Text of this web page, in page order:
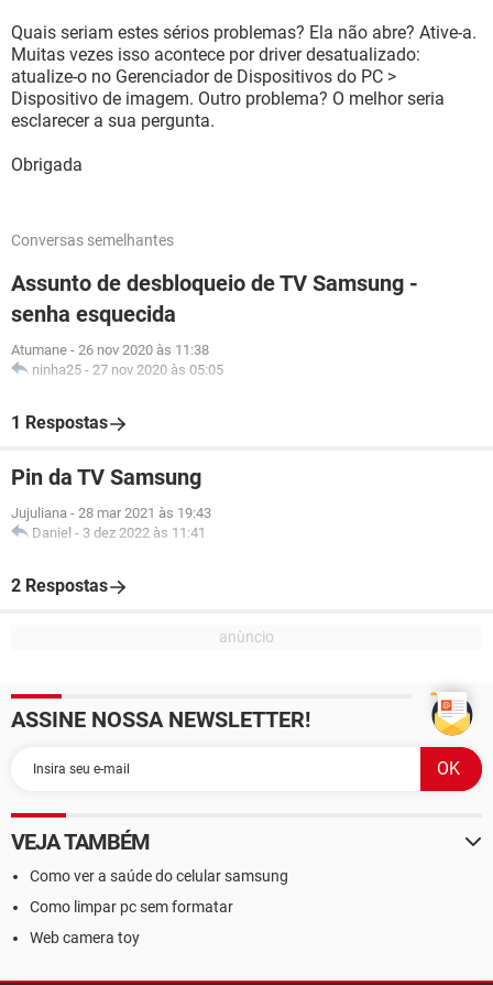
Quais seriam estes sérios problemas? Ela não abre? Ative-a.
Muitas vezes isso acontece por driver desatualizado:
atualize-o no Gerenciador de Dispositivos do PC >
Dispositivo de imagem. Outro problema? O melhor seria
esclarecer a sua pergunta.
Obrigada
Conversas semelhantes
Assunto de desbloqueio de TV Samsung -
senha esquecida
Atumane - 26 nov 2020 às 11:38
ninha25 - 27 nov 2020 às 05:05
1 Respostas
Pin da TV Samsung
Jujuliana - 28 mar 2021 às 19:43
Daniel - 3 dez 2022 às 11:41
2 Respostas
ASSINE NOSSA NEWSLETTER!
VEJA TAMBÉM
Como ver a saúde do celular samsung
Como limpar pc sem formatar
Web camera toy